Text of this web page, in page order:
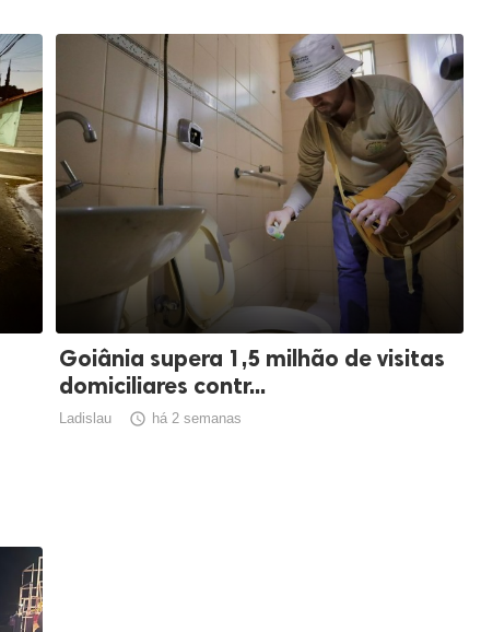
Goiânia supera 1,5 milhão de visitas
domiciliares contr...
Ladislau  há 2 semanas